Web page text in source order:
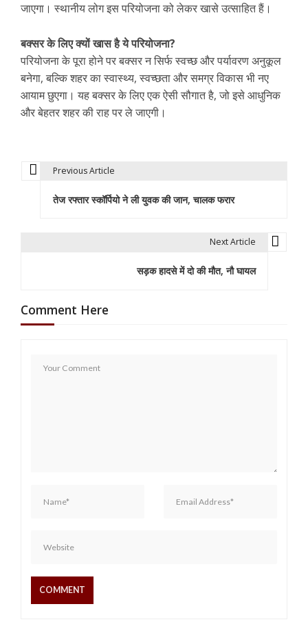
जाएगा। स्थानीय लोग इस परियोजना को लेकर खासे उत्साहित हैं।
बक्सर के लिए क्यों खास है ये परियोजना?
परियोजना के पूरा होने पर बक्सर न सिर्फ स्वच्छ और पर्यावरण अनुकूल
बनेगा, बल्कि शहर का स्वास्थ्य, स्वच्छता और समग्र विकास भी नए
आयाम छुएगा। यह बक्सर के लिए एक ऐसी सौगात है, जो इसे आधुनिक
और बेहतर शहर की राह पर ले जाएगी।
a
v
Previous Article
तेज रफ्तार स्कॉर्पियो ने ली युवक की जान, चालक फरार
Next Article
सड़क हादसे में दो की मौत, नौ घायल
Comment Here